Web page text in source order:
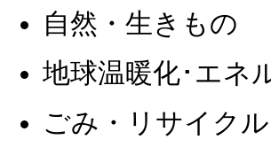
自然・生きもの
地球温暖化･エネ
ごみ・リサイクル